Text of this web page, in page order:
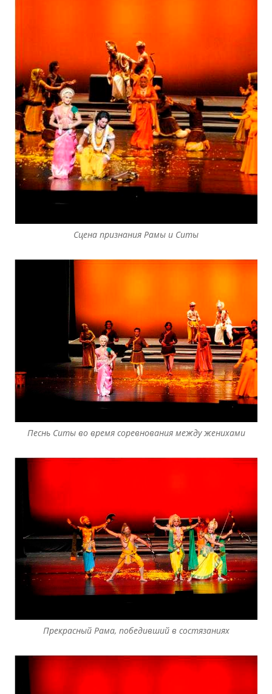
Сцена признания Рамы и Ситы
Песнь Ситы во время соревнования между женихами
Прекрасный Рама, победивший в состязаниях